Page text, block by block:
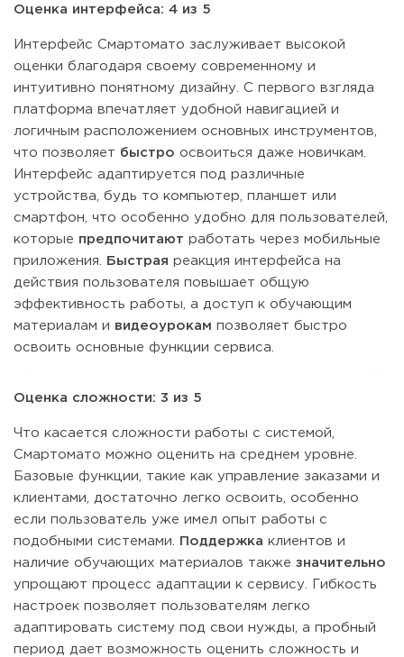
Оценка интерфейса: 4 из 5
Интерфейс Смартомато заслуживает высокой
оценки благодаря своему современному и
интуитивно понятному дизайну. С первого взгляда
платформа впечатляет удобной навигацией и
логичным расположением основных инструментов,
что позволяет быстро освоиться даже новичкам.
Интерфейс адаптируется под различные
устройства, будь то компьютер, планшет или
смартфон, что особенно удобно для пользователей,
которые предпочитают работать через мобильные
приложения.
Быстрая реакция интерфейса на
действия пользователя повышает общую
эффективность работы, а доступ к обучающим
материалам и видеоурокам позволяет быстро
освоить основные функции сервиса.
Оценка сложности: 3 из 5
Что касается сложности работы с системой,
Смартомато можно оценить на среднем уровне.
Базовые функции, такие как управление заказами и
клиентами, достаточно легко освоить, особенно
если пользователь уже имел опыт работы с
подобными системами.
Поддержка клиентов и
наличие обучающих материалов также значительно
упрощают процесс адаптации к сервису. Гибкость
настроек позволяет пользователям легко
адаптировать систему под свои нужды, а пробный
период дает возможность оценить сложность и